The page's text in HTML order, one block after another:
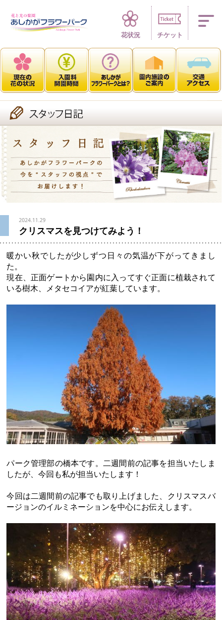
四季折々 花の
花状況 チケット
2024.11.29
クリスマスを見つけてみよう！
暖かい秋でしたが少しずつ日々の気温が下がってきまし
た。
現在、正面ゲートから園内に入ってすぐ正面に植栽されて
いる樹木、メタセコイアが紅葉しています。
パーク管理部の橋本です。二週間前の記事を担当いたしま
したが、今回も私が担当いたします！
今回は二週間前の記事でも取り上げました、クリスマスバ
ージョンのイルミネーションを中心にお伝えします。